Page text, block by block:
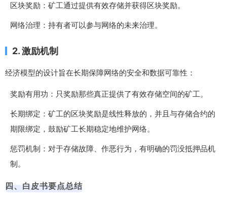
区块奖励：矿工通过提供有效存储并获得区块奖励。
网络治理：持有者可以参与网络的未来治理。
2. 激励机制
经济模型的设计旨在长期保障网络的安全和数据可靠性：
奖励有用功：只奖励那些真正提供了有效存储空间的矿工。
长期绑定：矿工的区块奖励是线性释放的，并且与存储合约的
期限绑定，鼓励矿工长期稳定地维护网络。
惩罚机制：对于存储故障、作恶行为，有明确的罚没抵押品机
制。
四、白皮书要点总结